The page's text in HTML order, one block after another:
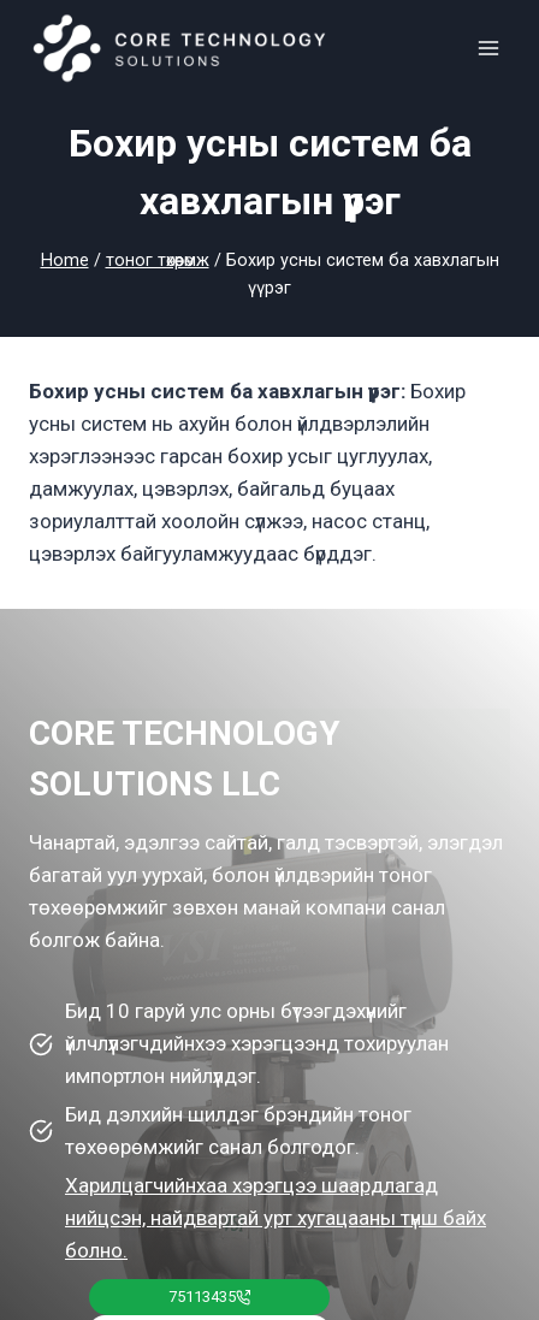
content
Бохир усны систем ба
хавхлагын үүрэг
Home / тоног төхөөрөмж / Бохир усны систем ба хавхлагын
үүрэг
Бохир усны систем ба хавхлагын үүрэг: Бохир
усны систем нь ахуйн болон үйлдвэрлэлийн
хэрэглээнээс гарсан бохир усыг цуглуулах,
дамжуулах, цэвэрлэх, байгальд буцаах
зориулалттай хоолойн сүлжээ, насос станц,
цэвэрлэх байгууламжуудаас бүрддэг.
CORE TECHNOLOGY
SOLUTIONS LLC
Чанартай, эдэлгээ сайтай, галд тэсвэртэй, элэгдэл
багатай уул уурхай, болон үйлдвэрийн тоног
төхөөрөмжийг зөвхөн манай компани санал
болгож байна.
Бид 10 гаруй улс орны бүтээгдэхүүнийг
үйлчлүүлэгчдийнхээ хэрэгцээнд тохируулан
импортлон нийлүүлдэг.
Бид дэлхийн шилдэг брэндийн тоног
төхөөрөмжийг санал болгодог.
Харилцагчийнхаа хэрэгцээ шаардлагад
нийцсэн, найдвартай урт хугацааны түнш байх
болно.
75113435